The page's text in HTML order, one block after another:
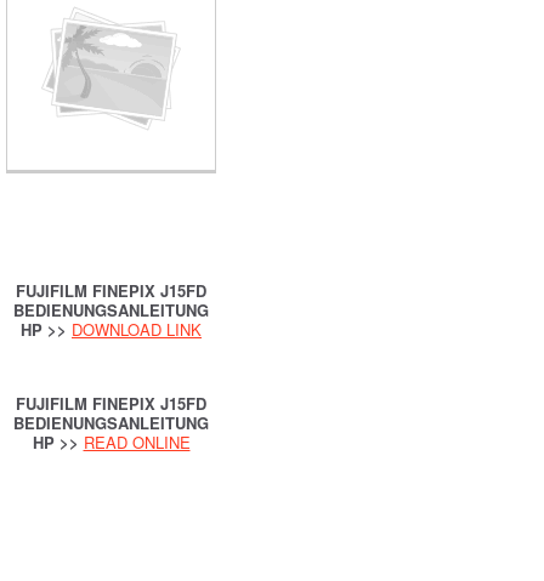
FUJIFILM FINEPIX J15FD
BEDIENUNGSANLEITUNG
HP >> DOWNLOAD LINK
FUJIFILM FINEPIX J15FD
BEDIENUNGSANLEITUNG
HP >> READ ONLINE